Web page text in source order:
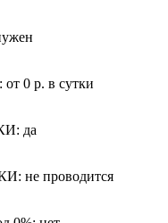
от 0 р. в сутки
да
не проводится